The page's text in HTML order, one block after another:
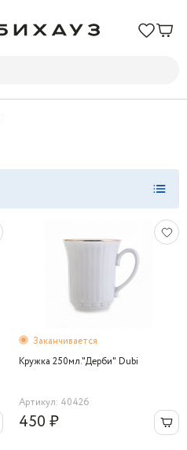
Заканчивается
Кружка 250мл."Дерби" Dubi
Артикул: 40426
450 ₽